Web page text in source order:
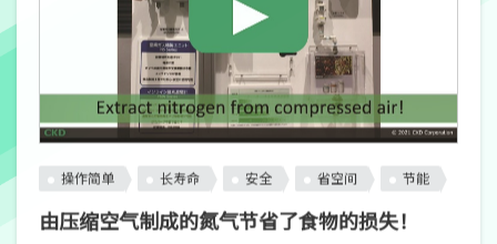
操作简单 长寿命 安全 省空间 节能
由压缩空气制成的氮气节省了食物的损失！